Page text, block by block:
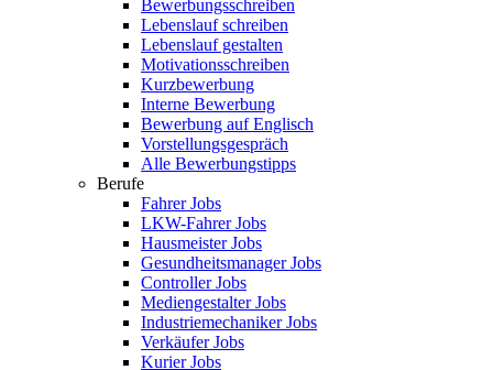
Bewerbungsschreiben
Lebenslauf schreiben
Lebenslauf gestalten
Motivationsschreiben
Kurzbewerbung
Interne Bewerbung
Bewerbung auf Englisch
Vorstellungsgespräch
Alle Bewerbungstipps
Berufe
Fahrer Jobs
LKW-Fahrer Jobs
Hausmeister Jobs
Gesundheitsmanager Jobs
Controller Jobs
Mediengestalter Jobs
Industriemechaniker Jobs
Verkäufer Jobs
Kurier Jobs